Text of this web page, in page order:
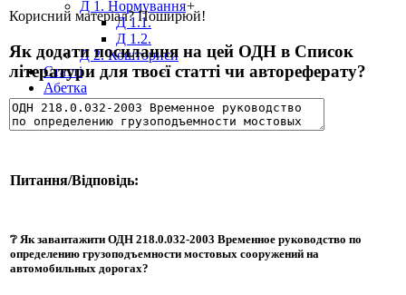
Д 1. Нормування+
Д 1.1.
Д 1.2.
Д 2. Кошториси
Статті
Абетка
Корисний матеріал? Поширюй!
Як додати посилання на цей ОДН в Список
літератури для твоєї статті чи автореферату?
Питання/Відповідь:
❔ Як завантажити ОДН 218.0.032-2003 Временное руководство по
определению грузоподъемности мостовых сооружений на
автомобильных дорогах?